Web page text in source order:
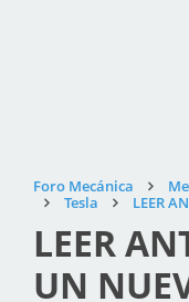
Foro Mecánica
Tesla
LEER
LEER
UN